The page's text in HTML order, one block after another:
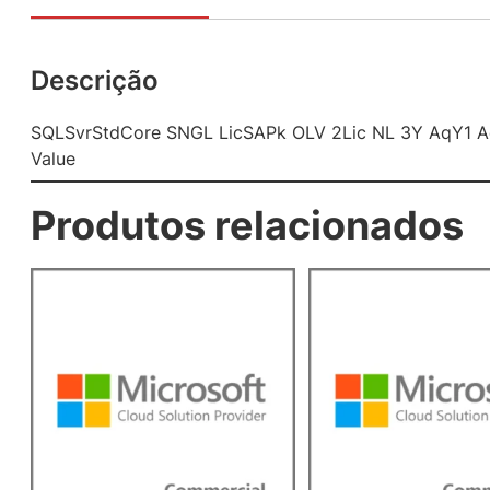
Descrição
SQLSvrStdCore SNGL LicSAPk OLV 2Lic NL 3Y AqY1
Value
Produtos relacionados